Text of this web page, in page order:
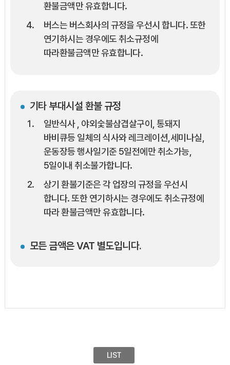
환불금액만 유효합니다.
버스는 버스회사의 규정을 우선시 합니다. 또한
연기하시는 경우에도 취소규정에
따라환불금액만 유효합니다.
기타 부대시설 환불 규정
일반식사 , 야외숯불삼겹살구이, 통돼지
바비큐등 일체의 식사와 레크레이션,세미나실,
운동장등 행사일기준 5일전에만 취소가능,
5일이내 취소불가합니다.
상기 환불기준은 각 업장의 규정을 우선시
합니다. 또한 연기하시는 경우에도 취소규정에
따라 환불금액만 유효합니다.
모든 금액은 VAT 별도입니다.
LIST